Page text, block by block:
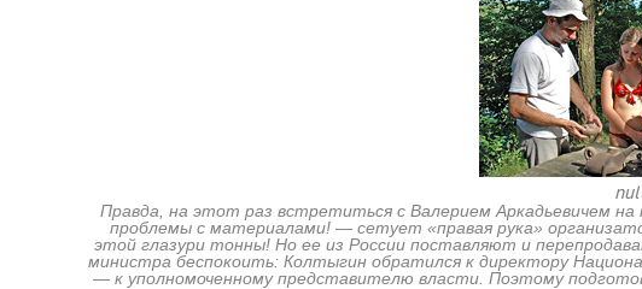
Правда, на этот раз встретиться с Валерием Аркадьевичем
проблемы с материалами! — сетует «правая рука»
этой глазури тонны! Но ее из России поставляют и
министра беспокоить: Колтыгин обратился к директору
— к уполномоченному представителю власти. Поэтому